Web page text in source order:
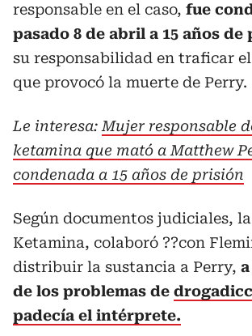
responsable en el caso, fue
pasado 8 de abril a 15 años de
su responsabilidad en traficar
que provocó la muerte de Perry.
Le interesa: Mujer responsable
ketamina que mató a Matthew
condenada a 15 años de prisión
Según documentos judiciales,
Ketamina, colaboró ??con
distribuir la sustancia a Perry,
de los problemas de
padecía el intérprete.